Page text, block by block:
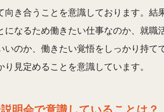
向き合うことを意識しております。結
になるため働きたい仕事なのか、就職
いのか、働きたい覚悟をしっかり持て
り見定めることを意識しています。